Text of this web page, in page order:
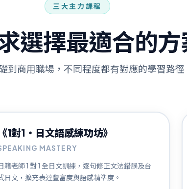
三大主力課程
選擇最適合的方
到商用職場，不同程度都有對應的學習路徑
《1對1・日文語感練功坊》
MASTERY
籍老師 1 對 1 全日文訓練，逐句修正文法錯誤及台
日文，擴充表達豐富度與語感精準度。